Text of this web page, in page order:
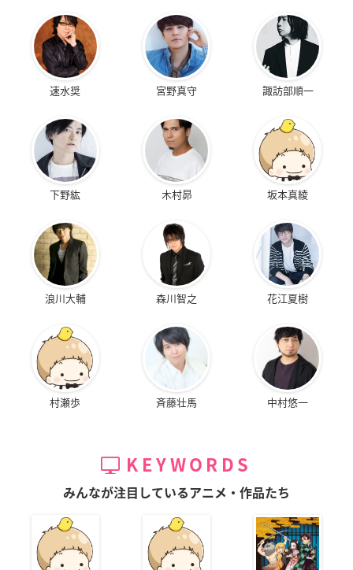
速水奨 宮野真守 諏訪部順一
下野紘 木村昴 坂本真綾
浪川大輔 森川智之 花江夏樹
村瀬歩 斉藤壮馬 中村悠一
KEYWORDS
みんなが注目しているアニメ・作品たち